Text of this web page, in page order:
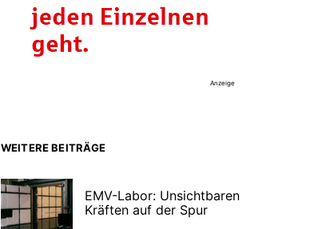
Anzeige
WEITERE BEITRÄGE
EMV-Labor: Unsichtbaren
Kräften auf der Spur